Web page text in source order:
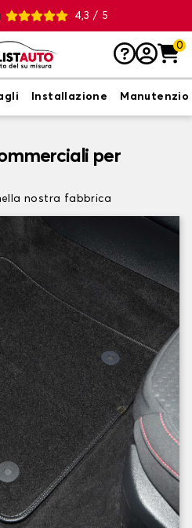
4,3 / 5
0
Installazione
per
nostra fabbrica